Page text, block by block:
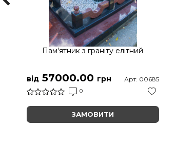
Пам'ятник з граніту елітний
від 57000.00 грн
0
Арт. 00685
ЗАМОВИТИ